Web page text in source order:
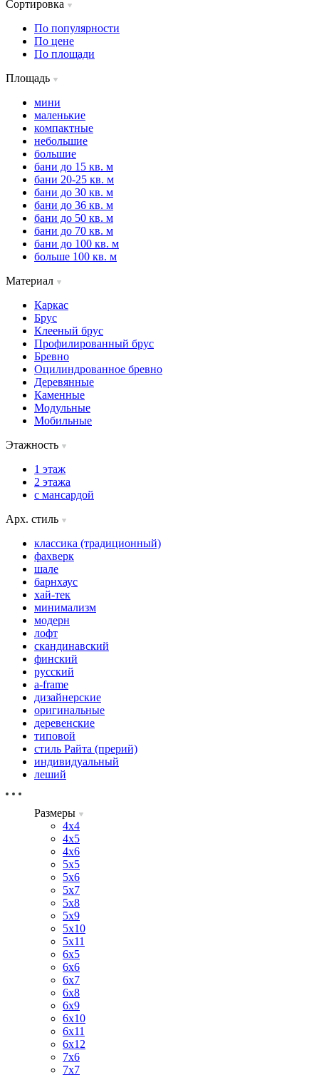
Сортировка
По популярности
По цене
По площади
Площадь
мини
маленькие
компактные
небольшие
большие
бани до 15 кв. м
бани 20-25 кв. м
бани до 30 кв. м
бани до 36 кв. м
бани до 50 кв. м
бани до 70 кв. м
бани до 100 кв. м
больше 100 кв. м
Материал
Каркас
Брус
Клееный брус
Профилированный брус
Бревно
Оцилиндрованное бревно
Деревянные
Каменные
Модульные
Мобильные
Этажность
1 этаж
2 этажа
с мансардой
Арх. стиль
классика (традиционный)
фахверк
шале
барнхаус
хай-тек
минимализм
модерн
лофт
скандинавский
финский
русский
a-frame
дизайнерские
оригинальные
деревенские
типовой
стиль Райта (прерий)
индивидуальный
леший
Размеры
4х4
4х5
4х6
5х5
5х6
5х7
5х8
5х9
5х10
5х11
6х5
6х6
6х7
6х8
6х9
6х10
6х11
6х12
7х6
7х7